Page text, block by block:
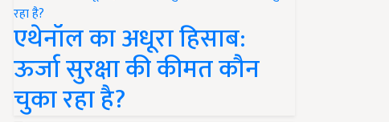
एथेनॉल का अधूरा हिसाब:
ऊर्जा सुरक्षा की कीमत कौन
चुका रहा है?